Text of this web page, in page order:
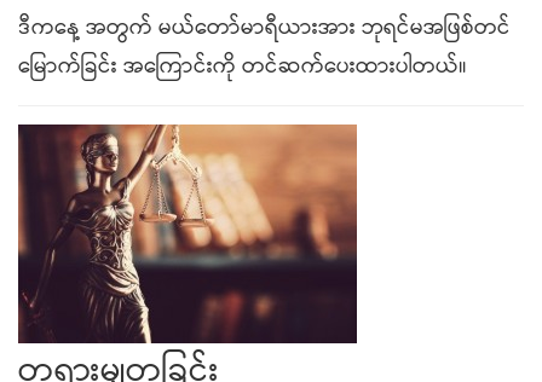
ဒီကနေ့ အတွက် မယ်တော်မာရီယားအား ဘုရင်မအဖြစ်တင်
မြောက်ခြင်း အကြောင်းကို တင်ဆက်ပေးထားပါတယ်။